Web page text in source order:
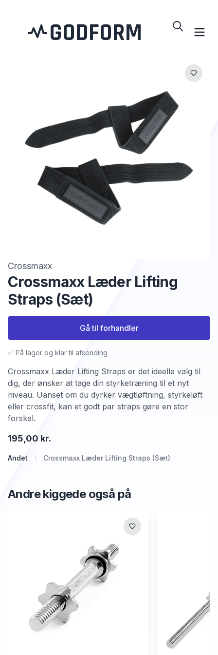
GODFORM
Crossmaxx
Crossmaxx Læder Lifting
Straps (Sæt)
Andet Crossmaxx Læder Lifting Straps (Sæt)
195,00 kr.
Crossmaxx Læder Lifting Straps er det ideelle valg til
dig, der ønsker at tage din styrketræning til et nyt
niveau. Uanset om du dyrker vægtløftning, styrkeløft
eller crossfit, kan et godt par straps gøre en stor
forskel.
✅ På lager og klar til afsending
Gå til forhandler
Andre kiggede også på